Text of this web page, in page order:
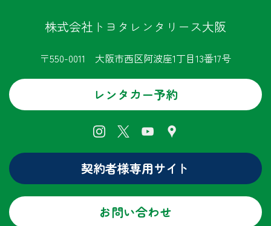
株式会社トヨタレンタリース大阪
〒550-0011 大阪市西区阿波座1丁目13番17号
レンタカー予約
契約者様専用サイト
お問い合わせ